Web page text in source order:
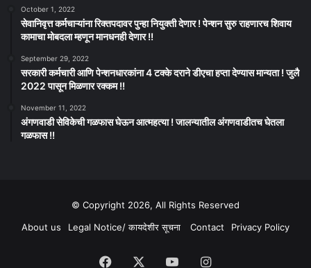
October 1, 2022
सेवानिवृत्त कर्मचाऱ्यांना रिक्तपदावर पुन्हा नियुक्ती देणार ! पेन्शन सुरु राहणारच शिवाय
कामाचा मोबदला म्हणून मानधनही देणार !!
September 29, 2022
सरकारी कर्मचारी आणि पेन्शनधारकांना 4 टक्के दराने डीएचा हप्ता देण्यास मान्यता ! जुलै
2022 पासून मिळणार रक्कम !!
November 11, 2022
अंगणवाडी सेविकेची गळफास घेऊन आत्महत्या ! जालन्यातील अंगणवाडीतच घेतला
गळफास !!
© Copyright 2026, All Rights Reserved
About us
Legal Notice/ कायदेशीर सूचना Contact Privacy Policy
Facebook YouTubeInstagram